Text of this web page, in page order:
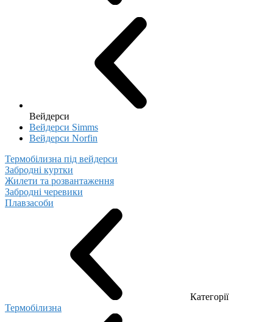
Вейдерси
Вейдерси Simms
Вейдерси Norfin
Термобілизна під вейдерси
Забродні куртки
Жилети та розвантаження
Забродні черевики
Плавзасоби
Категорії
Термобілизна